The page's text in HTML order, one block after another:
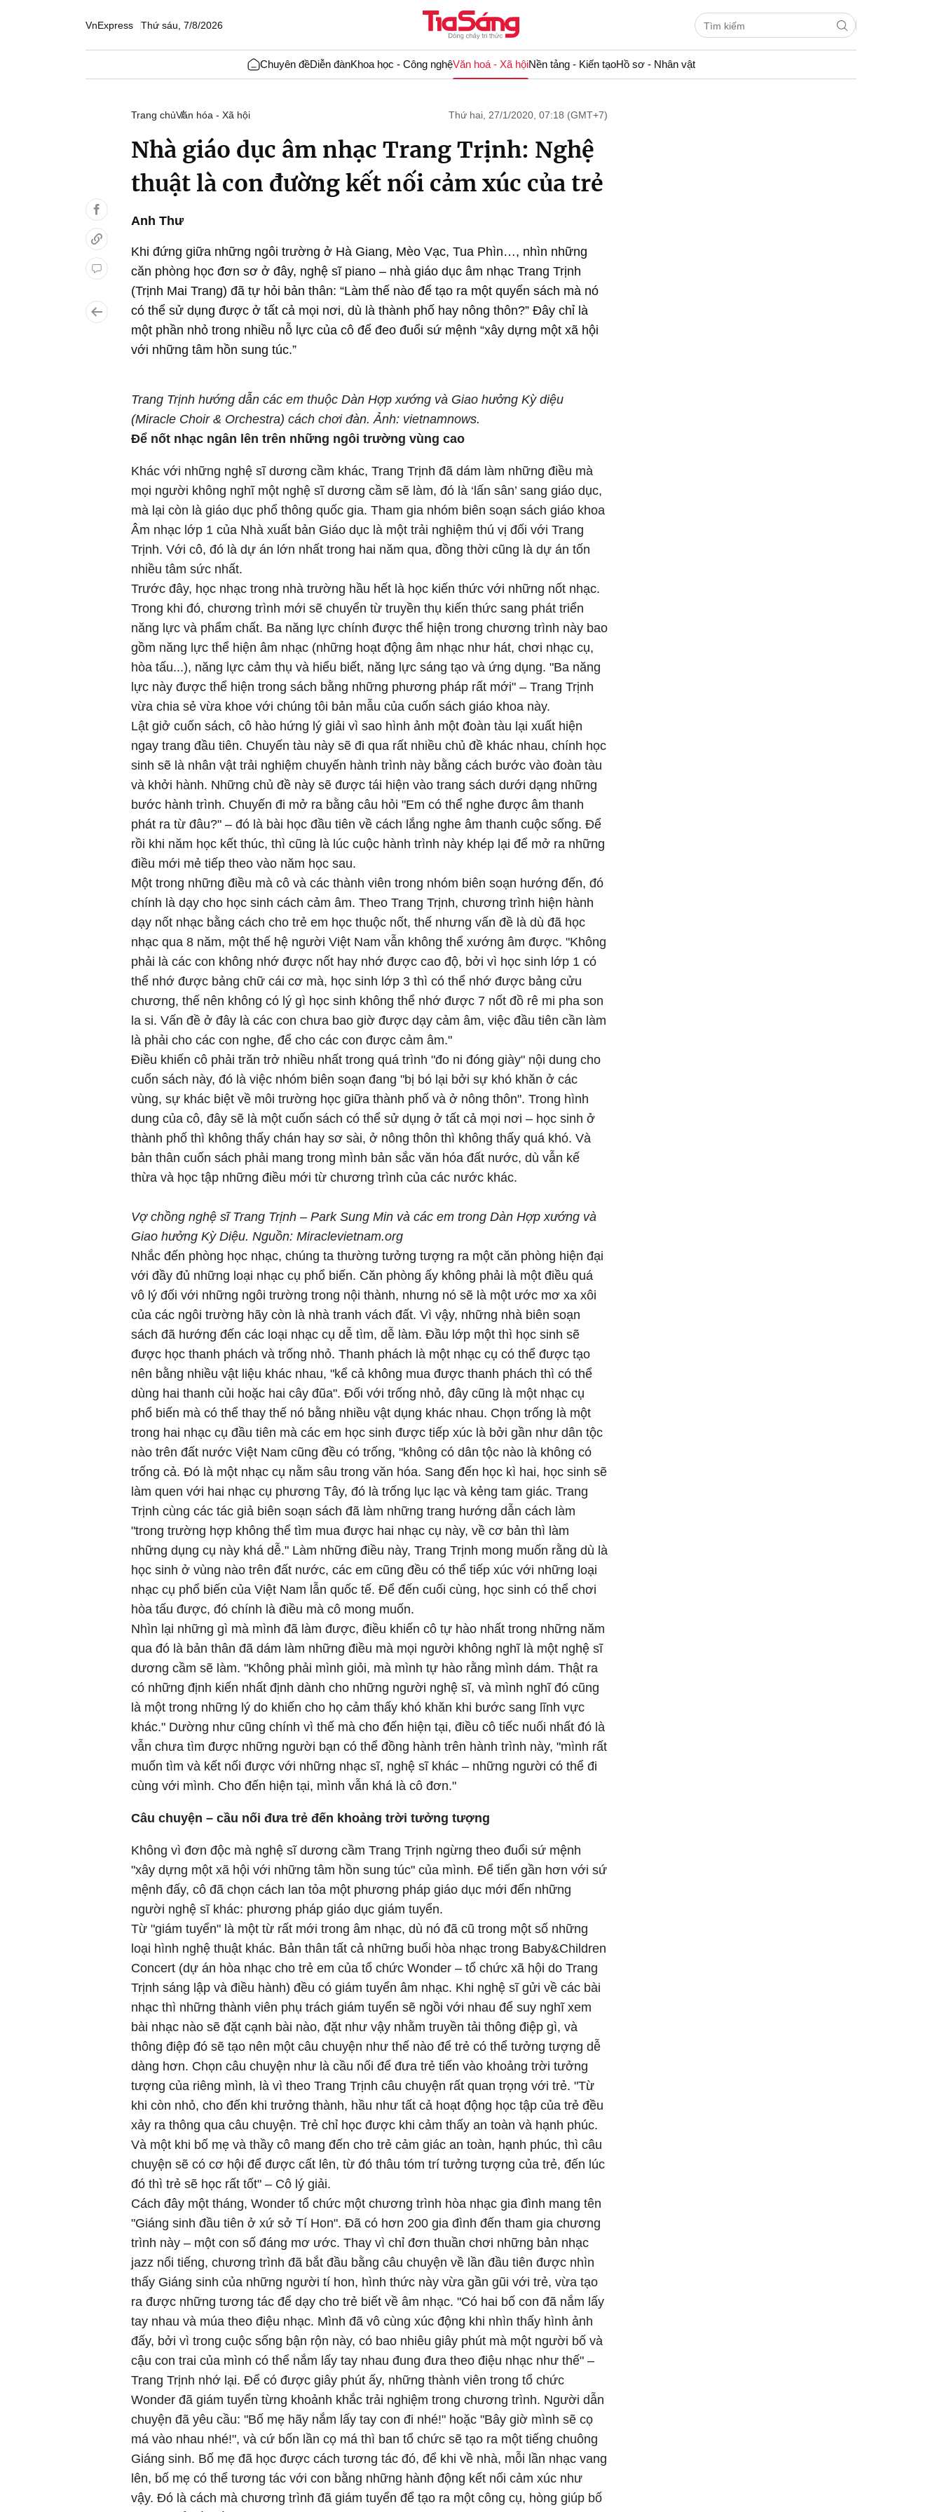
VnExpress Thứ sáu, 7/8/2026
Chuyên đềDiễn đànKhoa học - Công nghệVăn hoá - Xã hộiNền tảng - Kiến tạoHồ sơ - Nhân vật
Trang chủVăn hóa - Xã hội Thứ hai, 27/1/2020, 07:18 (GMT+7)
Nhà giáo dục âm nhạc Trang Trịnh: Nghệ
thuật là con đường kết nối cảm xúc của trẻ
Anh Thư
Khi đứng giữa những ngôi trường ở Hà Giang, Mèo Vạc, Tua Phìn…, nhìn những
căn phòng học đơn sơ ở đây, nghệ sĩ piano – nhà giáo dục âm nhạc Trang Trịnh
(Trịnh Mai Trang) đã tự hỏi bản thân: “Làm thế nào để tạo ra một quyển sách mà nó
có thể sử dụng được ở tất cả mọi nơi, dù là thành phố hay nông thôn?” Đây chỉ là
một phần nhỏ trong nhiều nỗ lực của cô để đeo đuổi sứ mệnh “xây dựng một xã hội
với những tâm hồn sung túc.”
Trang Trịnh hướng dẫn các em thuộc Dàn Hợp xướng và Giao hưởng Kỳ diệu
(Miracle Choir & Orchestra) cách chơi đàn. Ảnh: vietnamnows.
Để nốt nhạc ngân lên trên những ngôi trường vùng cao
Khác với những nghệ sĩ dương cầm khác, Trang Trịnh đã dám làm những điều mà
mọi người không nghĩ một nghệ sĩ dương cầm sẽ làm, đó là ‘lấn sân’ sang giáo dục,
mà lại còn là giáo dục phổ thông quốc gia. Tham gia nhóm biên soạn sách giáo khoa
Âm nhạc lớp 1 của Nhà xuất bản Giáo dục là một trải nghiệm thú vị đối với Trang
Trịnh. Với cô, đó là dự án lớn nhất trong hai năm qua, đồng thời cũng là dự án tốn
nhiều tâm sức nhất.
Trước đây, học nhạc trong nhà trường hầu hết là học kiến thức với những nốt nhạc.
Trong khi đó, chương trình mới sẽ chuyển từ truyền thụ kiến thức sang phát triển
năng lực và phẩm chất. Ba năng lực chính được thể hiện trong chương trình này bao
gồm năng lực thể hiện âm nhạc (những hoạt động âm nhạc như hát, chơi nhạc cụ,
hòa tấu...), năng lực cảm thụ và hiểu biết, năng lực sáng tạo và ứng dụng. "Ba năng
lực này được thể hiện trong sách bằng những phương pháp rất mới" – Trang Trịnh
vừa chia sẻ vừa khoe với chúng tôi bản mẫu của cuốn sách giáo khoa này.
Lật giở cuốn sách, cô hào hứng lý giải vì sao hình ảnh một đoàn tàu lại xuất hiện
ngay trang đầu tiên. Chuyến tàu này sẽ đi qua rất nhiều chủ đề khác nhau, chính học
sinh sẽ là nhân vật trải nghiệm chuyến hành trình này bằng cách bước vào đoàn tàu
và khởi hành. Những chủ đề này sẽ được tái hiện vào trang sách dưới dạng những
bước hành trình. Chuyến đi mở ra bằng câu hỏi "Em có thể nghe được âm thanh
phát ra từ đâu?" – đó là bài học đầu tiên về cách lắng nghe âm thanh cuộc sống. Để
rồi khi năm học kết thúc, thì cũng là lúc cuộc hành trình này khép lại để mở ra những
điều mới mẻ tiếp theo vào năm học sau.
Một trong những điều mà cô và các thành viên trong nhóm biên soạn hướng đến, đó
chính là dạy cho học sinh cách cảm âm. Theo Trang Trịnh, chương trình hiện hành
dạy nốt nhạc bằng cách cho trẻ em học thuộc nốt, thế nhưng vấn đề là dù đã học
nhạc qua 8 năm, một thế hệ người Việt Nam vẫn không thể xướng âm được. "Không
phải là các con không nhớ được nốt hay nhớ được cao độ, bởi vì học sinh lớp 1 có
thể nhớ được bảng chữ cái cơ mà, học sinh lớp 3 thì có thể nhớ được bảng cửu
chương, thế nên không có lý gì học sinh không thể nhớ được 7 nốt đồ rê mi pha son
la si. Vấn đề ở đây là các con chưa bao giờ được dạy cảm âm, việc đầu tiên cần làm
là phải cho các con nghe, để cho các con được cảm âm."
Điều khiến cô phải trăn trở nhiều nhất trong quá trình "đo ni đóng giày" nội dung cho
cuốn sách này, đó là việc nhóm biên soạn đang "bị bó lại bởi sự khó khăn ở các
vùng, sự khác biệt về môi trường học giữa thành phố và ở nông thôn". Trong hình
dung của cô, đây sẽ là một cuốn sách có thể sử dụng ở tất cả mọi nơi – học sinh ở
thành phố thì không thấy chán hay sơ sài, ở nông thôn thì không thấy quá khó. Và
bản thân cuốn sách phải mang trong mình bản sắc văn hóa đất nước, dù vẫn kế
thừa và học tập những điều mới từ chương trình của các nước khác.
Vợ chồng nghệ sĩ Trang Trịnh – Park Sung Min và các em trong Dàn Hợp xướng và
Giao hưởng Kỳ Diệu. Nguồn: Miraclevietnam.org
Nhắc đến phòng học nhạc, chúng ta thường tưởng tượng ra một căn phòng hiện đại
với đầy đủ những loại nhạc cụ phổ biến. Căn phòng ấy không phải là một điều quá
vô lý đối với những ngôi trường trong nội thành, nhưng nó sẽ là một ước mơ xa xôi
của các ngôi trường hãy còn là nhà tranh vách đất. Vì vậy, những nhà biên soạn
sách đã hướng đến các loại nhạc cụ dễ tìm, dễ làm. Đầu lớp một thì học sinh sẽ
được học thanh phách và trống nhỏ. Thanh phách là một nhạc cụ có thể được tạo
nên bằng nhiều vật liệu khác nhau, "kể cả không mua được thanh phách thì có thể
dùng hai thanh củi hoặc hai cây đũa". Đối với trống nhỏ, đây cũng là một nhạc cụ
phổ biến mà có thể thay thế nó bằng nhiều vật dụng khác nhau. Chọn trống là một
trong hai nhạc cụ đầu tiên mà các em học sinh được tiếp xúc là bởi gần như dân tộc
nào trên đất nước Việt Nam cũng đều có trống, "không có dân tộc nào là không có
trống cả. Đó là một nhạc cụ nằm sâu trong văn hóa. Sang đến học kì hai, học sinh sẽ
làm quen với hai nhạc cụ phương Tây, đó là trống lục lạc và kẻng tam giác. Trang
Trịnh cùng các tác giả biên soạn sách đã làm những trang hướng dẫn cách làm
"trong trường hợp không thể tìm mua được hai nhạc cụ này, về cơ bản thì làm
những dụng cụ này khá dễ." Làm những điều này, Trang Trịnh mong muốn rằng dù là
học sinh ở vùng nào trên đất nước, các em cũng đều có thể tiếp xúc với những loại
nhạc cụ phổ biến của Việt Nam lẫn quốc tế. Để đến cuối cùng, học sinh có thể chơi
hòa tấu được, đó chính là điều mà cô mong muốn.
Nhìn lại những gì mà mình đã làm được, điều khiến cô tự hào nhất trong những năm
qua đó là bản thân đã dám làm những điều mà mọi người không nghĩ là một nghệ sĩ
dương cầm sẽ làm. "Không phải mình giỏi, mà mình tự hào rằng mình dám. Thật ra
có những định kiến nhất định dành cho những người nghệ sĩ, và mình nghĩ đó cũng
là một trong những lý do khiến cho họ cảm thấy khó khăn khi bước sang lĩnh vực
khác." Dường như cũng chính vì thế mà cho đến hiện tại, điều cô tiếc nuối nhất đó là
vẫn chưa tìm được những người bạn có thể đồng hành trên hành trình này, "mình rất
muốn tìm và kết nối được với những nhạc sĩ, nghệ sĩ khác – những người có thể đi
cùng với mình. Cho đến hiện tại, mình vẫn khá là cô đơn."
Câu chuyện – cầu nối đưa trẻ đến khoảng trời tưởng tượng
Không vì đơn độc mà nghệ sĩ dương cầm Trang Trịnh ngừng theo đuổi sứ mệnh
"xây dựng một xã hội với những tâm hồn sung túc" của mình. Để tiến gần hơn với sứ
mệnh đấy, cô đã chọn cách lan tỏa một phương pháp giáo dục mới đến những
người nghệ sĩ khác: phương pháp giáo dục giám tuyển.
Từ "giám tuyển" là một từ rất mới trong âm nhạc, dù nó đã cũ trong một số những
loại hình nghệ thuật khác. Bản thân tất cả những buổi hòa nhạc trong Baby&Children
Concert (dự án hòa nhạc cho trẻ em của tổ chức Wonder – tổ chức xã hội do Trang
Trịnh sáng lập và điều hành) đều có giám tuyển âm nhạc. Khi nghệ sĩ gửi về các bài
nhạc thì những thành viên phụ trách giám tuyển sẽ ngồi với nhau để suy nghĩ xem
bài nhạc nào sẽ đặt cạnh bài nào, đặt như vậy nhằm truyền tải thông điệp gì, và
thông điệp đó sẽ tạo nên một câu chuyện như thế nào để trẻ có thể tưởng tượng dễ
dàng hơn. Chọn câu chuyện như là cầu nối để đưa trẻ tiến vào khoảng trời tưởng
tượng của riêng mình, là vì theo Trang Trịnh câu chuyện rất quan trọng với trẻ. "Từ
khi còn nhỏ, cho đến khi trưởng thành, hầu như tất cả hoạt động học tập của trẻ đều
xảy ra thông qua câu chuyện. Trẻ chỉ học được khi cảm thấy an toàn và hạnh phúc.
Và một khi bố mẹ và thầy cô mang đến cho trẻ cảm giác an toàn, hạnh phúc, thì câu
chuyện sẽ có cơ hội để được cất lên, từ đó thâu tóm trí tưởng tượng của trẻ, đến lúc
đó thì trẻ sẽ học rất tốt" – Cô lý giải.
Cách đây một tháng, Wonder tổ chức một chương trình hòa nhạc gia đình mang tên
"Giáng sinh đầu tiên ở xứ sở Tí Hon". Đã có hơn 200 gia đình đến tham gia chương
trình này – một con số đáng mơ ước. Thay vì chỉ đơn thuần chơi những bản nhạc
jazz nổi tiếng, chương trình đã bắt đầu bằng câu chuyện về lần đầu tiên được nhìn
thấy Giáng sinh của những người tí hon, hình thức này vừa gần gũi với trẻ, vừa tạo
ra được những tương tác để dạy cho trẻ biết về âm nhạc. "Có hai bố con đã nắm lấy
tay nhau và múa theo điệu nhạc. Mình đã vô cùng xúc động khi nhìn thấy hình ảnh
đấy, bởi vì trong cuộc sống bận rộn này, có bao nhiêu giây phút mà một người bố và
cậu con trai của mình có thể nắm lấy tay nhau đung đưa theo điệu nhạc như thế" –
Trang Trịnh nhớ lại. Để có được giây phút ấy, những thành viên trong tổ chức
Wonder đã giám tuyển từng khoảnh khắc trải nghiệm trong chương trình. Người dẫn
chuyện đã yêu cầu: "Bố mẹ hãy nắm lấy tay con đi nhé!" hoặc "Bây giờ mình sẽ cọ
má vào nhau nhé!", và cứ bốn lần cọ má thì ban tổ chức sẽ tạo ra một tiếng chuông
Giáng sinh. Bố mẹ đã học được cách tương tác đó, để khi về nhà, mỗi lần nhạc vang
lên, bố mẹ có thể tương tác với con bằng những hành động kết nối cảm xúc như
vậy. Đó là cách mà chương trình đã giám tuyển để tạo ra một công cụ, hòng giúp bố